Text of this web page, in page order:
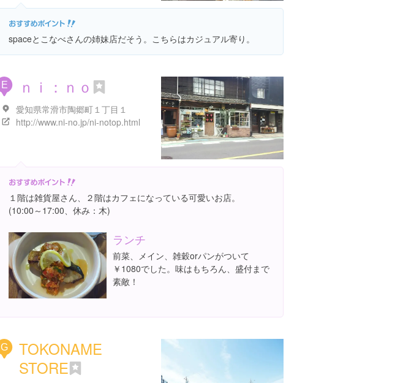
spaceとこなべさんの姉妹店だそう。こちらはカジュアル寄り。
E ｎｉ：ｎｏ
愛知県常滑市陶郷町１丁目１
http://www.ni-no.jp/ni-notop.html
１階は雑貨屋さん、２階はカフェになっている可愛いお店。
(10:00～17:00、休み：木)
ランチ
前菜、メイン、雑穀orパンがついて
￥1080でした。味はもちろん、盛付まで
素敵！
G
TOKONAME
STORE